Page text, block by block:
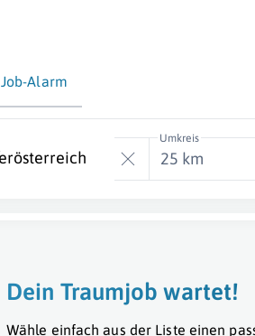
Job-Alarm
Umkreis
25 km
Dein Traumjob wartet!
Wähle einfach aus der Liste einen